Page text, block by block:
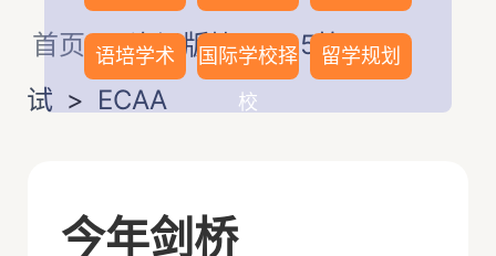
语培学术
国际学校择
校
留学规划
首页>资讯版块>G5笔/面
试 > ECAA
今年剑桥